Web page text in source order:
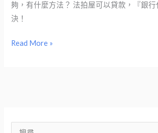
夠，有什麼方法？ 法拍屋可以貸款，『銀
決！
Read More »